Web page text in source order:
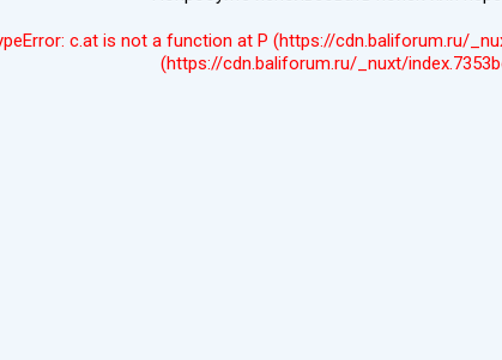
c.at is not a function at P (https://cdn.baliforum.ru/
(https://cdn.baliforum.ru/_nuxt/